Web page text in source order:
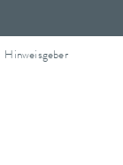
Hinweisgeber